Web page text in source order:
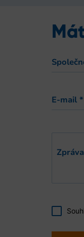
E-mail *
Zpráva